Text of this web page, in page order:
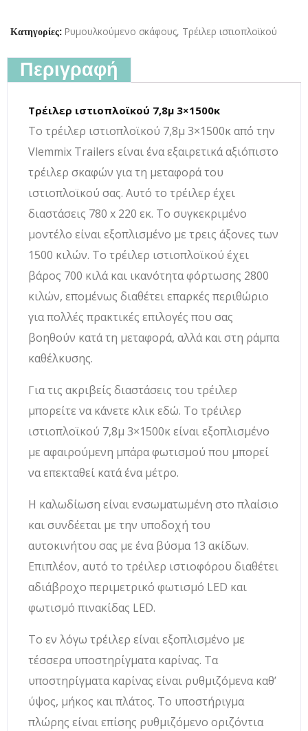
Κατηγορίες: Ρυμουλκούμενο σκάφους, Τρέιλερ ιστιοπλοϊκού
Περιγραφή
Τρέιλερ ιστιοπλοϊκού 7,8μ 3×1500κ
Το τρέιλερ ιστιοπλοϊκού 7,8μ 3×1500κ από την
Vlemmix Trailers είναι ένα εξαιρετικά αξιόπιστο
τρέιλερ σκαφών για τη μεταφορά του
ιστιοπλοϊκού σας. Αυτό το τρέιλερ έχει
διαστάσεις 780 x 220 εκ. Το συγκεκριμένο
μοντέλο είναι εξοπλισμένο με τρεις άξονες των
1500 κιλών. Το τρέιλερ ιστιοπλοϊκού έχει
βάρος 700 κιλά και ικανότητα φόρτωσης 2800
κιλών, επομένως διαθέτει επαρκές περιθώριο
για πολλές πρακτικές επιλογές που σας
βοηθούν κατά τη μεταφορά, αλλά και στη ράμπα
καθέλκυσης.
Για τις ακριβείς διαστάσεις του τρέιλερ
μπορείτε να κάνετε κλικ εδώ. Το τρέιλερ
ιστιοπλοϊκού 7,8μ 3×1500κ είναι εξοπλισμένο
με αφαιρούμενη μπάρα φωτισμού που μπορεί
να επεκταθεί κατά ένα μέτρο.
Η καλωδίωση είναι ενσωματωμένη στο πλαίσιο
και συνδέεται με την υποδοχή του
αυτοκινήτου σας με ένα βύσμα 13 ακίδων.
Επιπλέον, αυτό το τρέιλερ ιστιοφόρου διαθέτει
αδιάβροχο περιμετρικό φωτισμό LED και
φωτισμό πινακίδας LED.
Το εν λόγω τρέιλερ είναι εξοπλισμένο με
τέσσερα υποστηρίγματα καρίνας. Τα
υποστηρίγματα καρίνας είναι ρυθμιζόμενα καθ’
ύψος, μήκος και πλάτος. Το υποστήριγμα
πλώρης είναι επίσης ρυθμιζόμενο οριζόντια